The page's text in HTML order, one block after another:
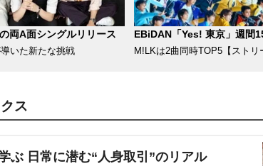
のため「後上、大丈夫か?」と確認し
もうちょっとお金がほしい」と返
しないことを宣言していた。
ー』霞一甲/カブトライジャーで人気
元大相撲の力士という異例の経歴
両A面シングルリリース
いた新たな挑戦
EBiDAN「Yes! 東京」週間
M!LKは2曲同時TOP5【ストリ
ス
ぶ 日常に潜む“人身取引”のリアル